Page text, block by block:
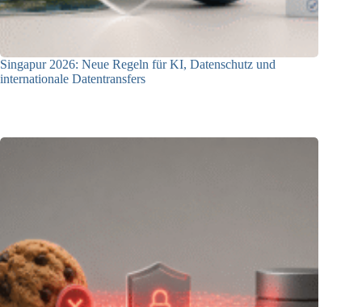
Singapur 2026: Neue Regeln für KI, Datenschutz und
internationale Datentransfers